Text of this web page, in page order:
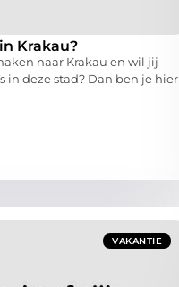
Krakau?
naar Krakau en wil jij
in deze stad? Dan ben je hier
VAKANTIE